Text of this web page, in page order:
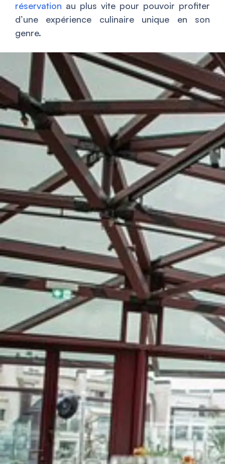
réservation au plus vite pour pouvoir profiter
d’une expérience culinaire unique en son
genre.